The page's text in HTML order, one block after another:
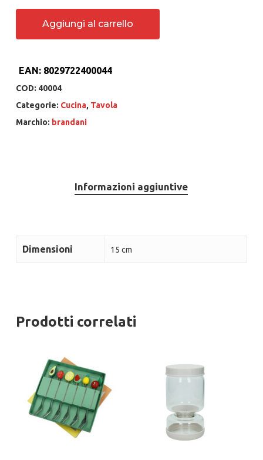
Aggiungi al carrello
EAN: 8029722400044
COD: 40004
Categorie: Cucina, Tavola
Marchio: brandani
Informazioni aggiuntive
Dimensioni 15 cm
Prodotti correlati